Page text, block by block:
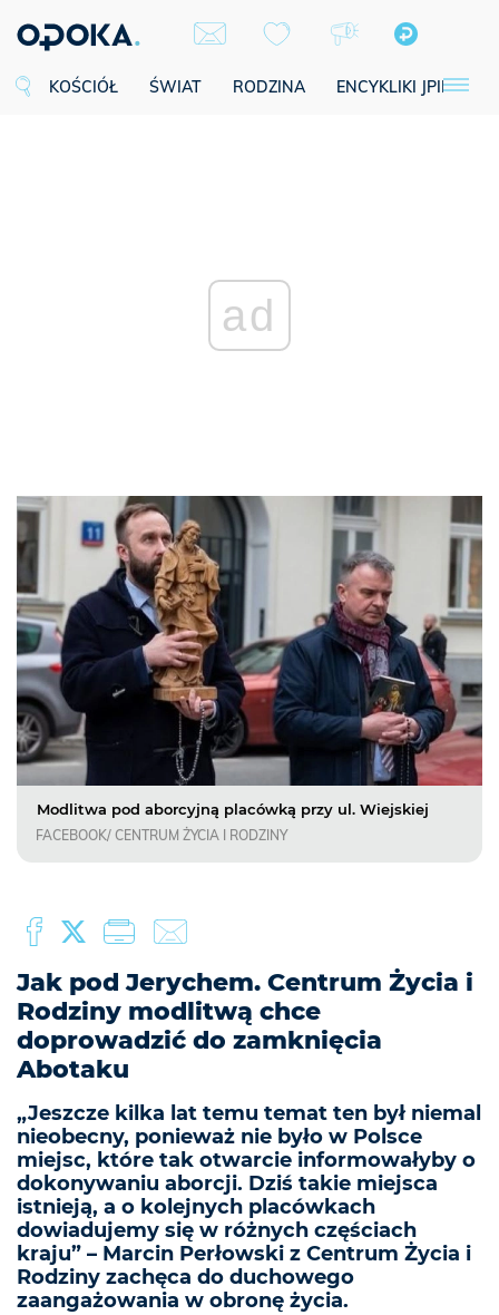
KOŚCIÓŁ ŚWIAT RODZINA ENCYKLIKI JPII
ad
Modlitwa pod aborcyjną placówką przy ul. Wiejskiej
FACEBOOK/ CENTRUM ŻYCIA I RODZINY
Jak pod Jerychem. Centrum Życia i
Rodziny modlitwą chce
doprowadzić do zamknięcia
Abotaku
„Jeszcze kilka lat temu temat ten był niemal
nieobecny, ponieważ nie było w Polsce
miejsc, które tak otwarcie informowałyby o
dokonywaniu aborcji. Dziś takie miejsca
istnieją, a o kolejnych placówkach
dowiadujemy się w różnych częściach
kraju” – Marcin Perłowski z Centrum Życia i
Rodziny zachęca do duchowego
zaangażowania w obronę życia.